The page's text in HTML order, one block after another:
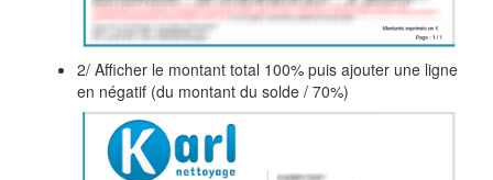
2/ Afficher le montant total 100% puis ajouter une ligne
en négatif (du montant du solde / 70%)